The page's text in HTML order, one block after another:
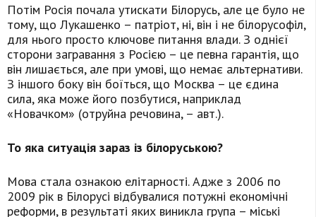
Потім Росія почала утискати Білорусь, але це було не
тому, що Лукашенко – патріот, ні, він і не білорусофіл,
для нього просто ключове питання влади. З однієї
сторони загравання з Росією – це певна гарантія, що
він лишається, але при умові, що немає альтернативи.
З іншого боку він боїться, що Москва – це єдина
сила, яка може його позбутися, наприклад
«Новачком» (отруйна речовина, – авт.).
То яка ситуація зараз із білоруською?
Мова стала ознакою елітарності. Адже з 2006 по
2009 рік в Білорусі відбувалися потужні економічні
реформи, в результаті яких виникла група – міські